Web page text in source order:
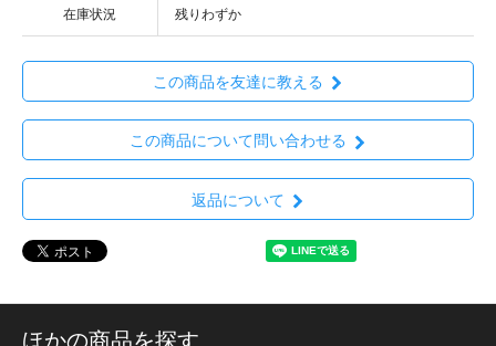
在庫状況 残りわずか
この商品を友達に教える
この商品について問い合わせる
返品について
ほかの商品を探す